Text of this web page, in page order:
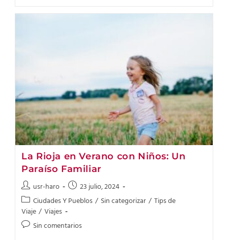
La Rioja en Verano con Niños: Un
Paraíso Familiar
usr-haro
23 julio, 2024
Ciudades Y Pueblos / Sin categorizar / Tips de
Viaje / Viajes
Sin comentarios